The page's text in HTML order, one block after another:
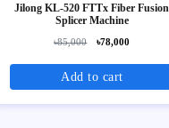
Jilong KL-520 FTTx Fiber Fusion
Splicer Machine
৳85,000 ৳78,000
Add to cart